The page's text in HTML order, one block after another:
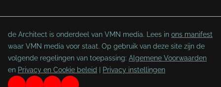
de Architect is onderdeel van VMN media. Lees in ons manifest
waar VMN media voor staat. Op gebruik van deze site zijn de
volgende regelingen van toepassing: Algemene Voorwaarden
en Privacy en Cookie beleid Privacy instellingen